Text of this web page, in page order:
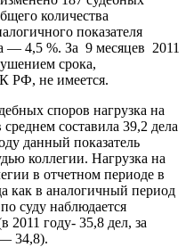
количества
показателя
— 4,5 %. За 9 месяцев 2011
срока,
РФ, не имеется.
споров нагрузка на
составила 39,2 дела
данный показатель
коллегии. Нагрузка на
в отчетном периоде в
как в аналогичный период
суду наблюдается
2011 году- 35,8 дел, за
34,8).